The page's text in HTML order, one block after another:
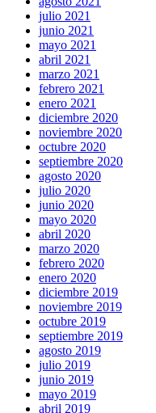
julio 2021
junio 2021
mayo 2021
abril 2021
marzo 2021
febrero 2021
enero 2021
diciembre 2020
noviembre 2020
octubre 2020
septiembre 2020
agosto 2020
julio 2020
junio 2020
mayo 2020
abril 2020
marzo 2020
febrero 2020
enero 2020
diciembre 2019
noviembre 2019
octubre 2019
septiembre 2019
agosto 2019
julio 2019
junio 2019
mayo 2019
abril 2019